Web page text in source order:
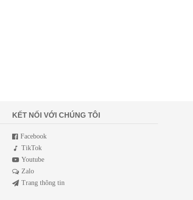
KẾT NỐI VỚI CHÚNG TÔI
Facebook
TikTok
Youtube
Zalo
Trang thông tin